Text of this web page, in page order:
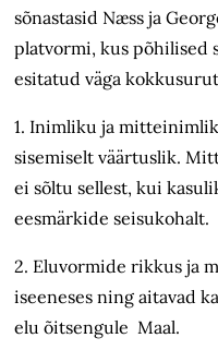
sõnastasid Næss ja
platvormi, kus põhilised
esitatud väga
1. Inimliku ja
sisemiselt väärtuslik.
ei sõltu sellest, kui
eesmärkide seisukohalt.
2. Eluvormide rikkus ja
iseeneses ning aitavad
elu õitsengule Maal.